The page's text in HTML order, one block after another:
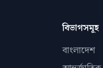
বিভাগসমূহ
বাংলাদেশ